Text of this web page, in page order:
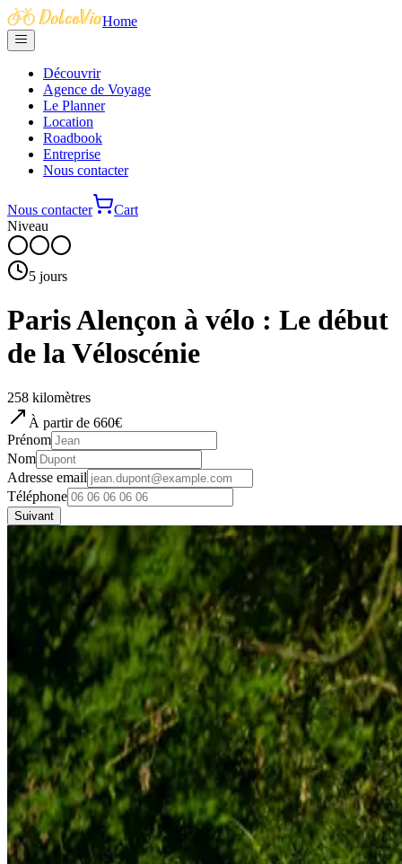
Home
Découvrir
Agence de Voyage
Le Planner
Location
Roadbook
Entreprise
Nous contacter
Nous contacter
Cart
Niveau
5 jours
Paris Alençon à vélo : Le début
de la Véloscénie
258 kilomètres
À partir de 660€
Prénom
Nom
Adresse email
Téléphone
Suivant